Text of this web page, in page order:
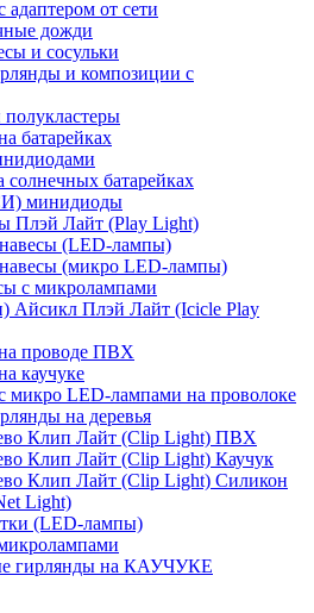
от сети
дожди
и сосульки
и композиции с
полукластеры
батарейках
солнечных батарейках
минидиоды
Плэй Лайт (Play Light)
(LED-лампы)
(микро LED-лампы)
с микролампами
Айсикл Плэй Лайт (Icicle Play
проводе ПВХ
каучуке
микро LED-лампами на проволоке
на деревья
Клип Лайт (Clip Light) ПВХ
Клип Лайт (Clip Light) Каучук
Клип Лайт (Clip Light) Силикон
Light)
(LED-лампы)
гирлянды на КАУЧУКЕ